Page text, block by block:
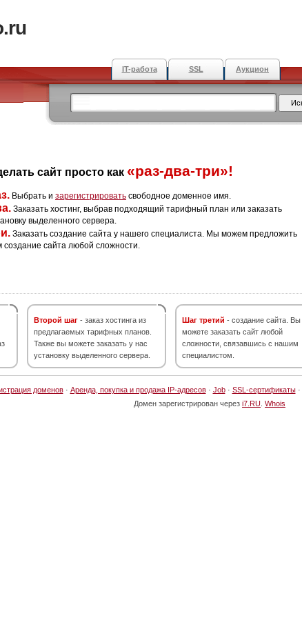
IT-работа SSL Аукцион
сайт просто как «раз-два-три»!
Выбрать и зарегистрировать свободное доменное имя.
Заказать хостинг, выбрав подходящий тарифный план или заказать
выделенного сервера.
Заказать создание сайта у нашего специалиста. Мы можем предложить
создание сайта любой сложности.
Второй шаг - заказ хостинга из
предлагаемых тарифных планов.
Также вы можете заказать у нас
установку выделенного сервера.
Шаг третий - создание сайта. Вы
можете заказать сайт любой
сложности, связавшись с нашим
специалистом.
доменов· Аренда, покупка и продажа IP-адресов· Job· SSL-сертификаты·
Домен зарегистрирован через i7.RU Whois